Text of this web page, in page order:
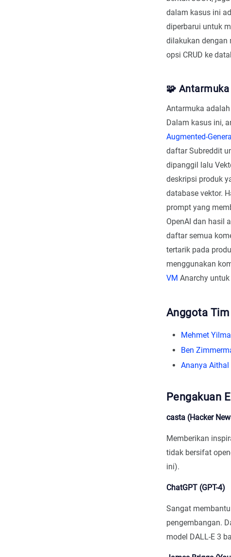
dalam kasus ini
diperbarui untuk
dilakukan dengan
opsi CRUD ke
🧩 Antarmuka
Antarmuka
Dalam kasus ini,
Augmented-
daftar Subreddit
dipanggil lalu
deskripsi produk
database vektor.
prompt yang
OpenAI dan hasil
daftar semua
tertarik pada
menggunakan
VM Anarchy untuk
Anggota Tim
Mehmet
Ben
Ananya Aithal
Pengakuan
casta (Hacker
Memberikan
tidak bersifat
ini).
ChatGPT (GPT-4)
Sangat
pengembangan.
model DALL-E 3